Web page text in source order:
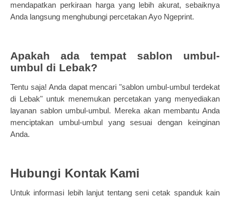
mendapatkan perkiraan harga yang lebih akurat, sebaiknya
Anda langsung menghubungi percetakan Ayo Ngeprint.
Apakah ada tempat sablon umbul-
umbul di Lebak?
Tentu saja! Anda dapat mencari "sablon umbul-umbul terdekat
di Lebak" untuk menemukan percetakan yang menyediakan
layanan sablon umbul-umbul. Mereka akan membantu Anda
menciptakan umbul-umbul yang sesuai dengan keinginan
Anda.
Hubungi Kontak Kami
Untuk informasi lebih lanjut tentang seni cetak spanduk kain